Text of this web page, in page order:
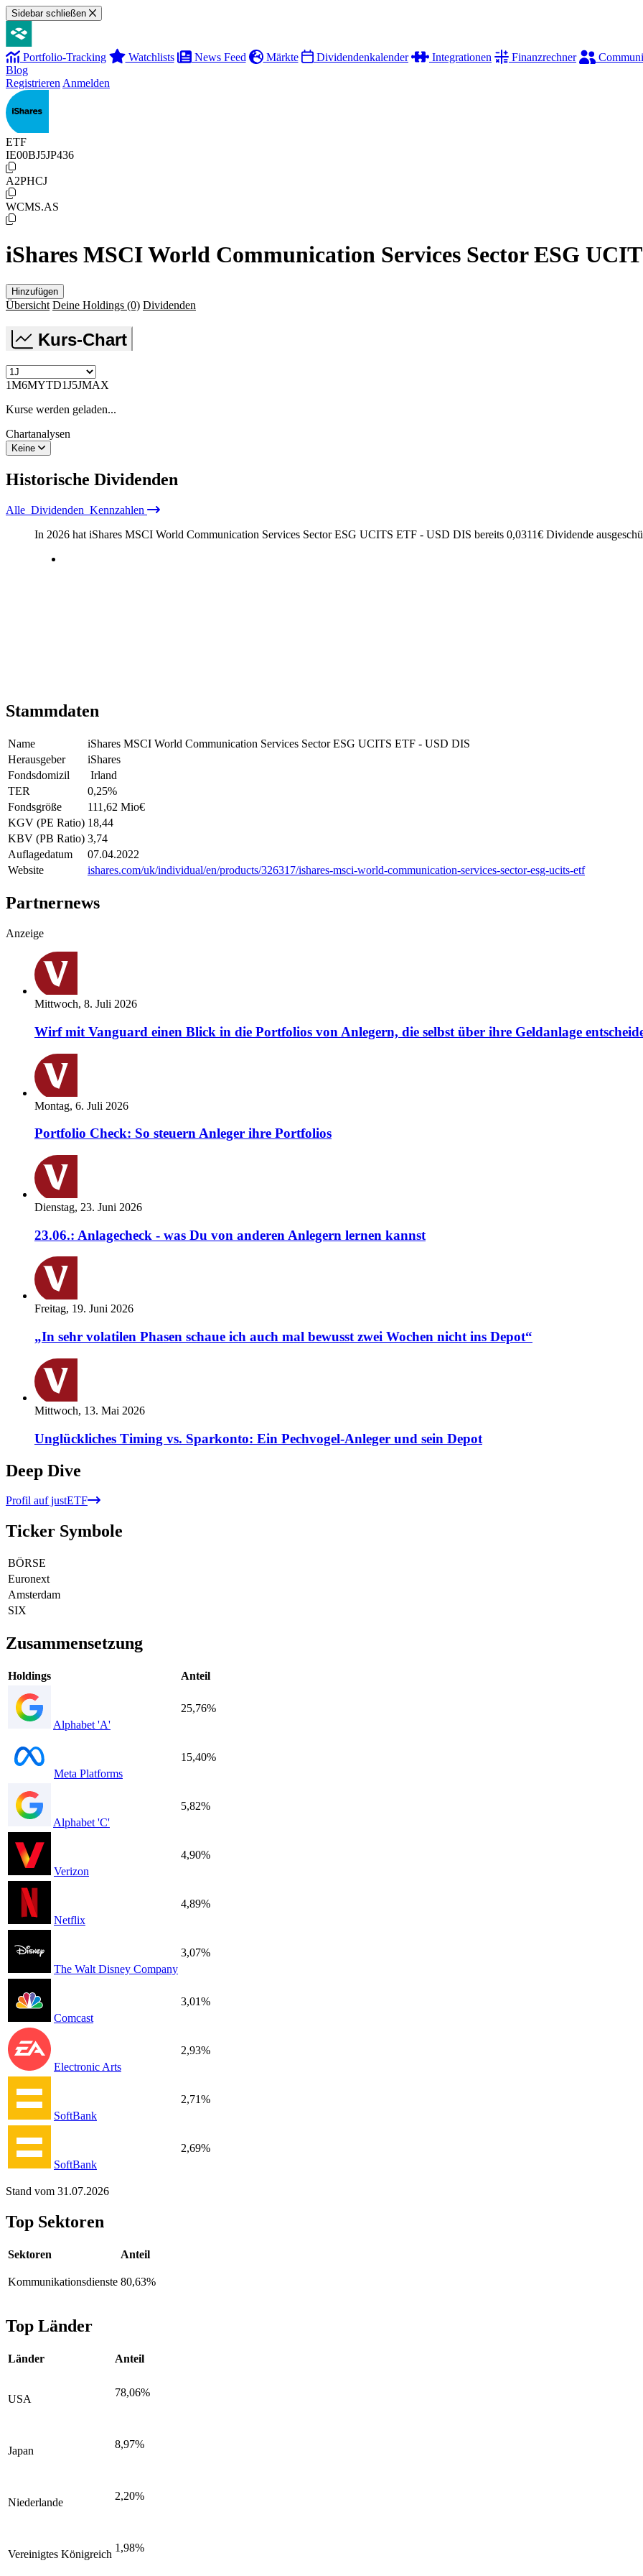
Sidebar schließen
Portfolio-Tracking Watchlists News Feed Märkte Dividendenkalender Integrationen Finanzrechner
Blog
Registrieren Anmelden
ETF
IE00BJ5JP436
A2PHCJ
WCMS.AS
iShares MSCI World Communication Services Sector ESG
Hinzufügen
Übersicht Deine Holdings (0) Dividenden
Kurs-Chart
1M6MYTD1J5JMAX
Kurse werden geladen...
Chartanalysen
Keine
Historische Dividenden
Alle Dividenden Kennzahlen
In 2026 hat iShares MSCI World Communication Services Sector ESG UCITS ETF - USD DIS bereits 0,0311€ Dividende
Stammdaten
Name
iShares MSCI World Communication Services Sector ESG UCITS ETF - USD DIS
Herausgeber
iShares
Fondsdomizil
Irland
TER
0,25%
Fondsgröße
111,62 Mio€
KGV (PE Ratio) 18,44
KBV (PB Ratio) 3,74
Auflagedatum
07.04.2022
Website
ishares.com/uk/individual/en/products/326317/ishares-msci-world-communication-services-sector-esg-ucits-etf
Partnernews
Anzeige
Mittwoch, 8. Juli 2026
Wirf mit Vanguard einen Blick in die Portfolios von Anlegern, die selbst über ihre Geldanlage
Montag, 6. Juli 2026
Portfolio Check: So steuern Anleger ihre Portfolios
Dienstag, 23. Juni 2026
23.06.: Anlagecheck - was Du von anderen Anlegern lernen kannst
Freitag, 19. Juni 2026
„In sehr volatilen Phasen schaue ich auch mal bewusst zwei Wochen nicht ins Depot“
Mittwoch, 13. Mai 2026
Unglückliches Timing vs. Sparkonto: Ein Pechvogel-Anleger und sein Depot
Deep Dive
Profil auf justETF
Ticker Symbole
BÖRSE
Euronext
Amsterdam
SIX
Zusammensetzung
Holdings Anteil
Alphabet 'A'
25,76%
Meta Platforms
15,40%
Alphabet 'C'
5,82%
Verizon
4,90%
Netflix
4,89%
The Walt Disney Company
3,07%
Comcast
3,01%
Electronic Arts
2,93%
SoftBank
2,71%
SoftBank
2,69%
Stand vom 31.07.2026
Top Sektoren
Sektoren Anteil
Kommunikationsdienste 80,63%
Top Länder
Länder Anteil
USA
78,06%
Japan
8,97%
Niederlande
2,20%
Vereinigtes Königreich
1,98%